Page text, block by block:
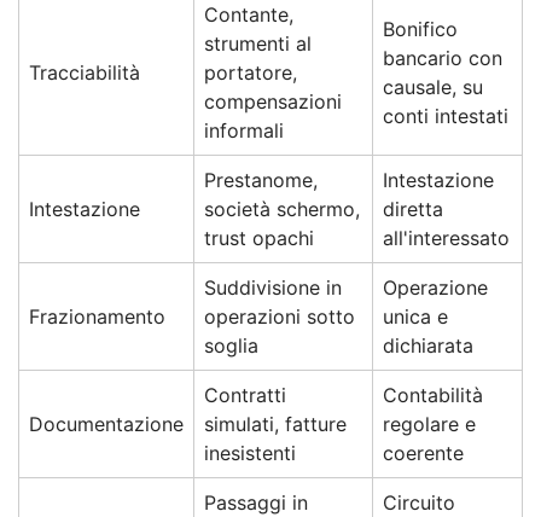
Tracciabilità
Contante,
strumenti al
portatore,
compensazioni
informali
Bonifico
bancario con
causale, su
conti intestati
Intestazione
Prestanome,
società schermo,
trust opachi
Intestazione
diretta
all'interessato
Frazionamento
Suddivisione in
operazioni sotto
soglia
Operazione
unica e
dichiarata
Documentazione
Contratti
simulati, fatture
inesistenti
Contabilità
regolare e
coerente
Passaggi in
Circuito